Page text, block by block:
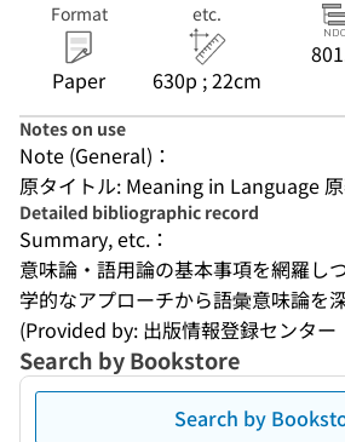
Format
Paper
etc.
630p ; 22cm
Notes on use
Note (General)：
原タイトル: Meaning in Language
Detailed bibliographic record
Summary, etc.：
意味論・語用論の基本事項を網羅し
学的なアプローチから語彙意味論を
(Provided by: 出版情報登録センター
Search by Bookstore
Search by